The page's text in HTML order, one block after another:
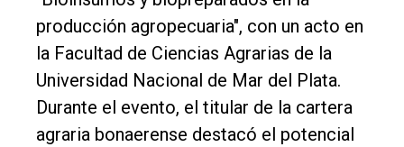
El
único
DIARIO
Balcarce
producción agropecuaria", con un acto en
la Facultad de Ciencias Agrarias de la
Universidad Nacional de Mar del Plata.
Durante el evento, el titular de la cartera
agraria bonaerense destacó el potencial